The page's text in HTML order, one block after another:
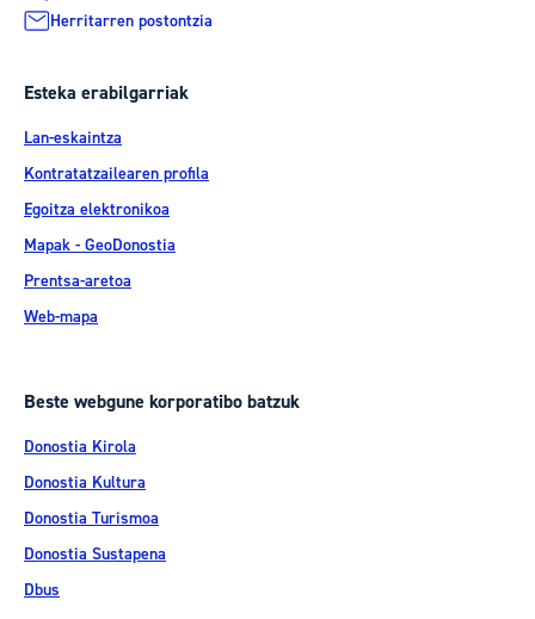
Herritarren postontzia
Esteka erabilgarriak
Lan-eskaintza
Kontratatzailearen profila
Egoitza elektronikoa
Mapak - GeoDonostia
Prentsa-aretoa
Web-mapa
Beste webgune korporatibo batzuk
Donostia Kirola
Donostia Kultura
Donostia Turismoa
Donostia Sustapena
Dbus